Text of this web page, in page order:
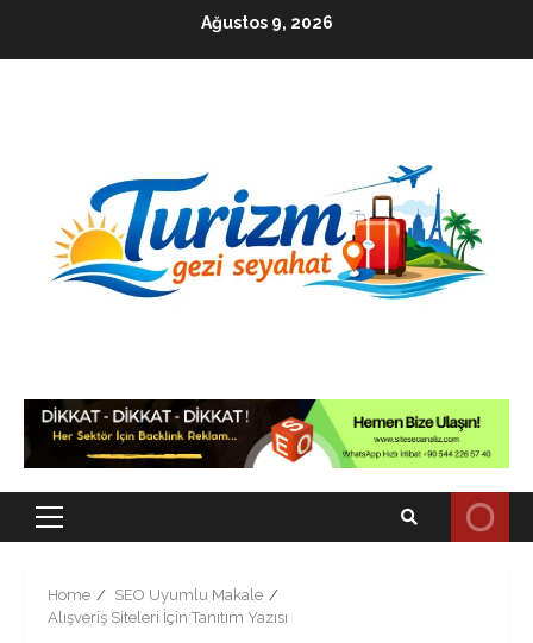
Ağustos 9, 2026
Primary
Home
SEO Uyumlu Makale
Alışveriş Siteleri İçin Tanıtım Yazısı